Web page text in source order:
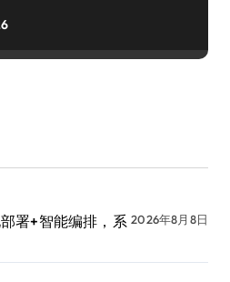
署+智能编排，系 2026年8月8日